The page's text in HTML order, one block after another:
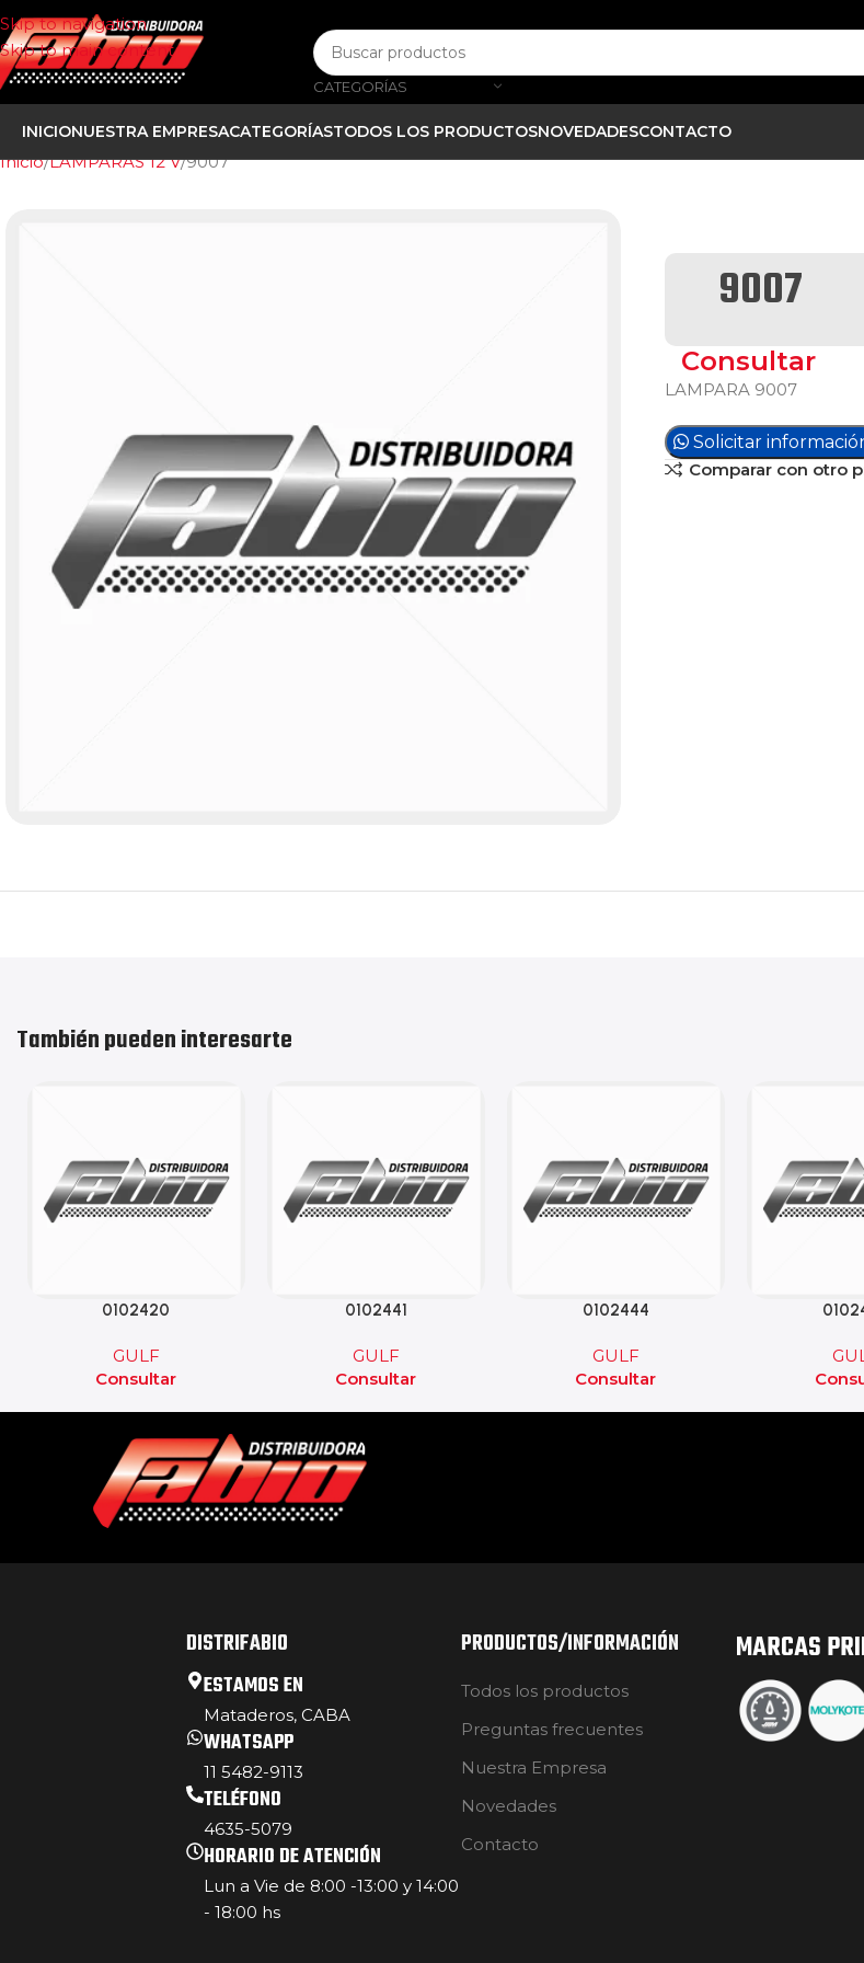
Skip to navigation
Skip to main content
CATEGORÍAS
INICIONUESTRA EMPRESACATEGORÍASTODOS LOS PRODUCTOSNOVEDADESCONTACTO
Inicio LAMPARAS 12 V 9007
9007
Consultar
LAMPARA 9007
Solicitar
Comparar con otro
También pueden interesarte
0102420
GULF
Consultar
0102441
GULF
Consultar
0102444
GULF
Consultar
DISTRIFABIO
ESTAMOS EN
Mataderos, CABA
WHATSAPP
11 5482-9113
TELÉFONO
4635-5079
HORARIO DE ATENCIÓN
Lun a Vie de 8:00 -13:00 y 14:00
- 18:00 hs
PRODUCTOS/INFORMACIÓN
Todos los productos
Preguntas frecuentes
Nuestra Empresa
Novedades
Contacto
MARCAS